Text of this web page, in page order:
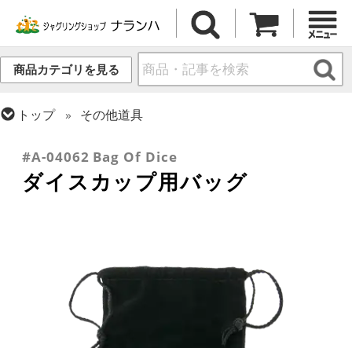
商品カテゴリを見る
トップ
その他道具
#A-04062 Bag Of Dice
ダイスカップ用バッグ